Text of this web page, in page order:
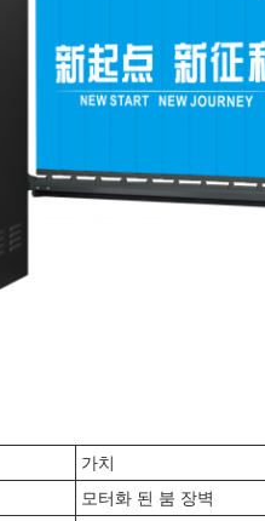
가치
모터화 된 붐 장벽